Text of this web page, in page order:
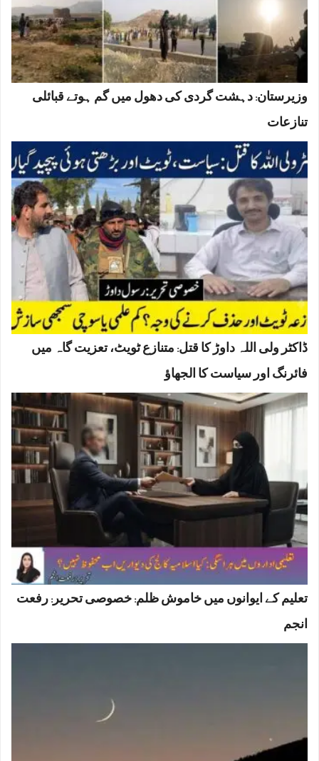
وزیرستان: دہشت گردی کی دھول میں گم ہوتے قبائلی
تنازعات
ڈاکٹر ولی اللہ داوڑ کا قتل: متنازع ٹویٹ، تعزیت گاہ میں
فائرنگ اور سیاست کا الجھاؤ
تعلیم کے ایوانوں میں خاموش ظلم: خصوصی تحریر: رفعت
انجم